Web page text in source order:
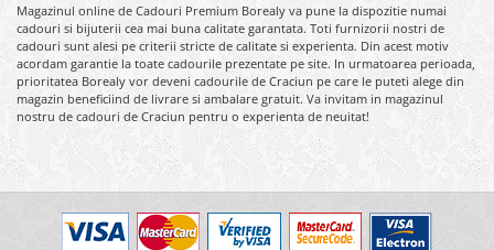
Magazinul online de Cadouri Premium Borealy va pune la dispozitie numai
cadouri si bijuterii cea mai buna calitate garantata. Toti furnizorii nostri de
cadouri sunt alesi pe criterii stricte de calitate si experienta. Din acest motiv
acordam garantie la toate cadourile prezentate pe site. In urmatoarea perioada,
prioritatea Borealy vor deveni cadourile de Craciun pe care le puteti alege din
magazin beneficiind de livrare si ambalare gratuit. Va invitam in magazinul
nostru de cadouri de Craciun pentru o experienta de neuitat!